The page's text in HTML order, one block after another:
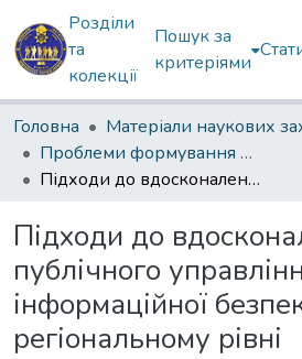
Розділи
та
колекції
Пошук за
критеріями
Головна
Проблеми формування й реалізації державної політики в секторі безпеки та оборони.
Підходи до вдосконалення публічного управління у сфері інформаційної безпеки на регіональному рівні
Підходи до
публічного
інформаційної
регіональному рівні